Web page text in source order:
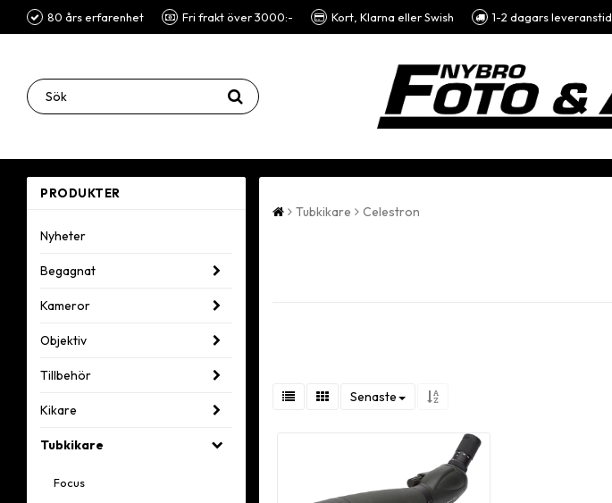
80 års erfarenhet Fri frakt över 3000:- Kort, Klarna eller Swish 1-2 dagars leveranstid
PRODUKTER
Nyheter
Begagnat
Kameror
Objektiv
Tillbehör
Kikare
Tubkikare
Focus
Tubkikare Celestron
Senaste